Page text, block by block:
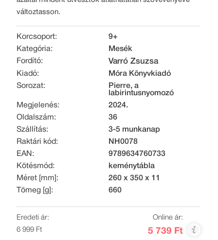
változtasson.
Korcsoport:
9+
Kategória:
Mesék
Fordító:
Varró Zsuzsa
Kiadó:
Móra Könyvkiadó
Sorozat:
Pierre, a
labirintusnyomozó
Megjelenés:
2024.
Oldalszám:
36
Szállítás:
3-5 munkanap
Raktári kód:
NH0078
EAN:
9789634760733
Kötésmód:
keménytábla
Méret [mm]:
260 x 350 x 11
Tömeg [g]:
660
Eredeti ár:
6 999 Ft
Online ár:
5 739 Ft